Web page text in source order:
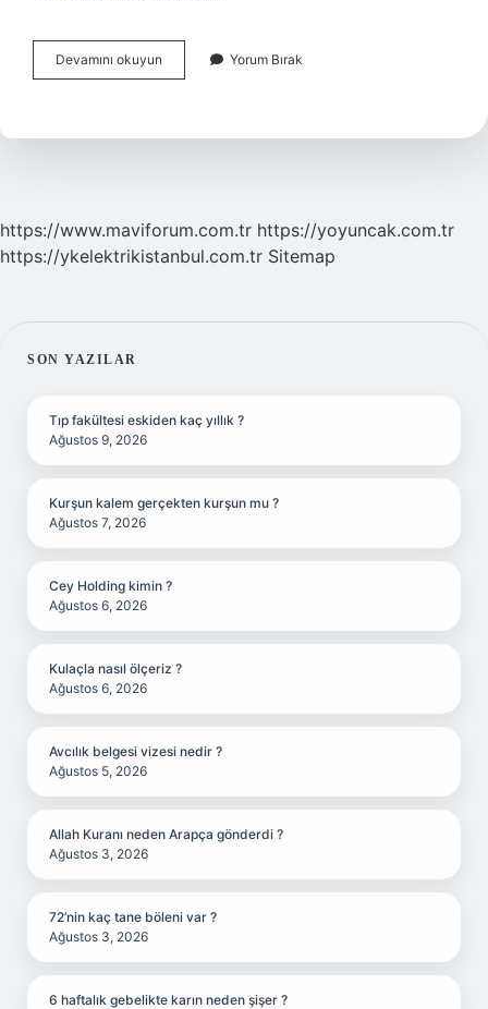
Devamını okuyun
Stoası
Yorum Bırak
https://www.maviforum.com.tr https://yoyuncak.com.tr
https://ykelektrikistanbul.com.tr Sitemap
SIDEBAR
SON YAZILAR
Tıp fakültesi eskiden kaç yıllık ?
Ağustos 9, 2026
Kurşun kalem gerçekten kurşun mu ?
Ağustos 7, 2026
Cey Holding kimin ?
Ağustos 6, 2026
Kulaçla nasıl ölçeriz ?
Ağustos 6, 2026
Avcılık belgesi vizesi nedir ?
Ağustos 5, 2026
Allah Kuranı neden Arapça gönderdi ?
Ağustos 3, 2026
72’nin kaç tane böleni var ?
Ağustos 3, 2026
6 haftalık gebelikte karın neden şişer ?